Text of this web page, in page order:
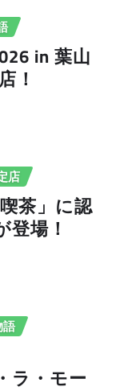
in 葉山
！
店
茶」に認
場！
語
ラ・モー